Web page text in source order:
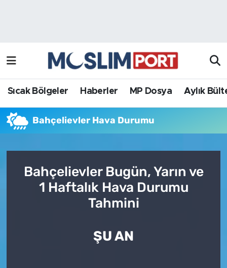
Sıcak Bölgeler Haberler MP Dosya Aylık
Bahçelievler Hava Durumu
Bahçelievler Bugün, Yarın ve
1 Haftalık Hava Durumu
Tahmini
ŞU AN
Haberler
MP Dosya
Röportaj Haber
Aylık Bülten